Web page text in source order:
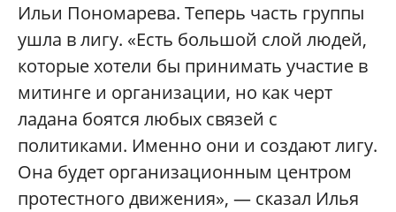
Ильи Пономарева. Теперь часть группы
ушла в лигу. «Есть большой слой людей,
которые хотели бы принимать участие в
митинге и организации, но как черт
ладана боятся любых связей с
политиками. Именно они и создают лигу.
Она будет организационным центром
протестного движения», — сказал Илья